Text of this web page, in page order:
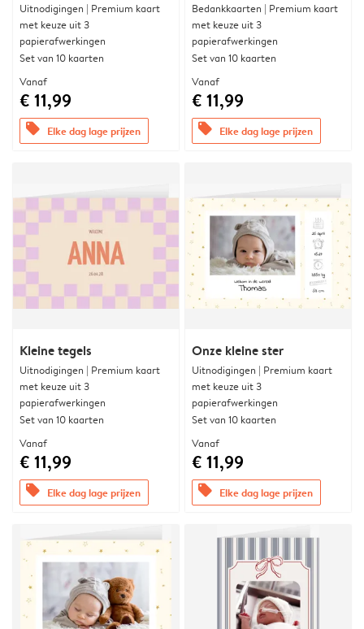
Uitnodigingen | Premium kaart
met keuze uit 3
papierafwerkingen
Set van 10 kaarten
Vanaf
€ 11,99
offers Elke dag lage prijzen
Bedankkaarten | Premium kaart
met keuze uit 3
papierafwerkingen
Set van 10 kaarten
Vanaf
€ 11,99
offers Elke dag lage prijzen
Kleine tegels
Uitnodigingen | Premium kaart
met keuze uit 3
papierafwerkingen
Set van 10 kaarten
Vanaf
€ 11,99
offers Elke dag lage prijzen
Onze kleine ster
Uitnodigingen | Premium kaart
met keuze uit 3
papierafwerkingen
Set van 10 kaarten
Vanaf
€ 11,99
offers Elke dag lage prijzen